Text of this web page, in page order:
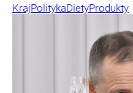
KrajPolitykaDietyProdukty